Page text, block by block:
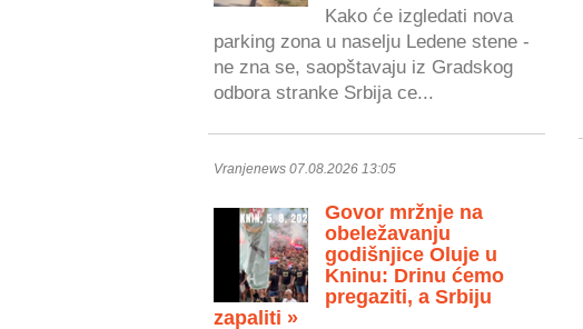
Kako će izgledati nova
parking zona u naselju Ledene stene -
ne zna se, saopštavaju iz Gradskog
odbora stranke Srbija ce...
Vranjenews 07.08.2026 13:05
Govor mržnje na
obeležavanju
godišnjice Oluje u
Kninu: Drinu ćemo
pregaziti, a Srbiju
zapaliti »